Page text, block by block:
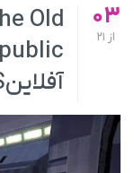
03
از
Old
آفلاینiOS )